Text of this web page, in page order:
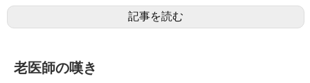
記事を読む
老医師の嘆き